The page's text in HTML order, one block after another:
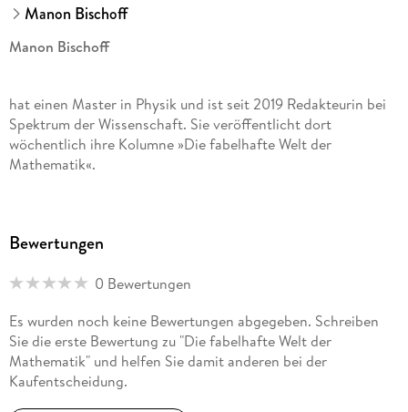
Manon Bischoff
Manon Bischoff
hat einen Master in Physik und ist seit 2019 Redakteurin bei
Spektrum der Wissenschaft. Sie veröffentlicht dort
wöchentlich ihre Kolumne »Die fabelhafte Welt der
Mathematik«.
Bewertungen
0 Bewertungen
Es wurden noch keine Bewertungen abgegeben. Schreiben
Sie die erste Bewertung zu "Die fabelhafte Welt der
Mathematik" und helfen Sie damit anderen bei der
Kaufentscheidung.